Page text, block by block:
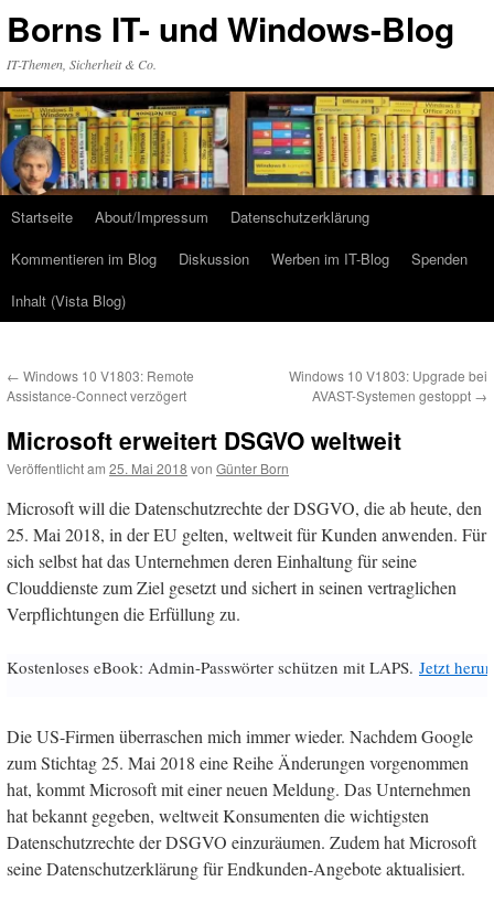
Inhalt
Borns IT- und Windows-Blog
IT-Themen, Sicherheit & Co.
Startseite About/Impressum
Datenschutzerklärung
Kommentieren im Blog
Diskussion Werben im IT-Blog
Spenden
Inhalt (Vista Blog)
← Windows 10 V1803: Remote
Assistance-Connect verzögert
Windows 10 V1803: Upgrade bei
AVAST-Systemen gestoppt →
Microsoft erweitert DSGVO weltweit
Veröffentlicht am 25. Mai 2018 von Günter Born
Microsoft will die Datenschutzrechte der DSGVO, die ab heute, den
25. Mai 2018, in der EU gelten, weltweit für Kunden anwenden. Für
sich selbst hat das Unternehmen deren Einhaltung für seine
Clouddienste zum Ziel gesetzt und sichert in seinen vertraglichen
Verpflichtungen die Erfüllung zu.
Kostenloses eBook: Admin-Passwörter schützen mit LAPS. Jetzt
Die US-Firmen überraschen mich immer wieder. Nachdem Google
zum Stichtag 25. Mai 2018 eine Reihe Änderungen vorgenommen
hat, kommt Microsoft mit einer neuen Meldung. Das Unternehmen
hat bekannt gegeben, weltweit Konsumenten die wichtigsten
Datenschutzrechte der DSGVO einzuräumen. Zudem hat Microsoft
seine Datenschutzerklärung für Endkunden-Angebote aktualisiert.